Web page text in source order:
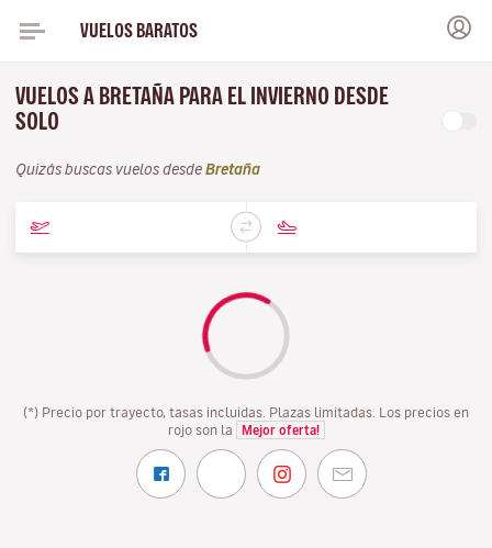
VUELOS BARATOS
VUELOS A BRETAÑA PARA EL INVIERNO DESDE
SOLO
Quizás buscas vuelos desde Bretaña
(*) Precio por trayecto, tasas incluidas. Plazas limitadas. Los precios en
rojo son la
Mejor oferta!